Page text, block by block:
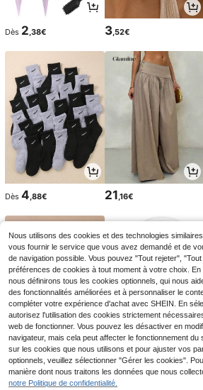
Dès 2 ,38€ 3,52€
Dès 4,88€ 21,16€
Dès2,88€ Dès 2,91€
Nous utilisons des cookies et des technologies
vous fournir le service que vous avez demandé et de
de navigation possible. Vous pouvez "Tout rejeter",
préférences de cookies à tout moment à votre choix. En
nous définirons tous les cookies optionnels, qui nous
des fonctionnalités améliorées et à personnaliser le
compléter votre expérience d'achat avec SHEIN. En
autorisez l'utilisation des cookies strictement
web de fonctionner. Vous pouvez les désactiver en
navigateur, mais cela peut affecter le fonctionnement du
sur les cookies que nous utilisons et pour ajuster vos
optionnels, veuillez sélectionner "Gérer les cookies".
manière dont nous traitons les données que nous
notre Politique de confidentialité.